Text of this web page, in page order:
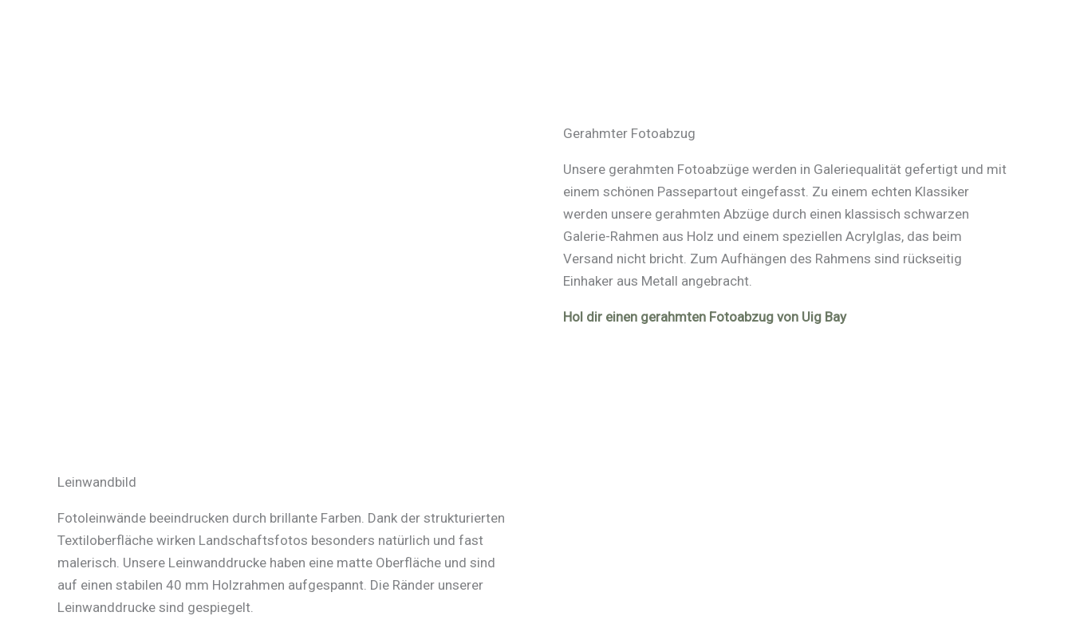
Gerahmter Fotoabzug
Unsere gerahmten Fotoabzüge werden in Galeriequalität gefertigt und mit
einem schönen Passepartout eingefasst. Zu einem echten Klassiker
werden unsere gerahmten Abzüge durch einen klassisch schwarzen
Galerie-Rahmen aus Holz und einem speziellen Acrylglas, das beim
Versand nicht bricht. Zum Aufhängen des Rahmens sind rückseitig
Einhaker aus Metall angebracht.
Hol dir einen gerahmten Fotoabzug von Uig Bay
Leinwandbild
Fotoleinwände beeindrucken durch brillante Farben. Dank der strukturierten
Textiloberfläche wirken Landschaftsfotos besonders natürlich und fast
malerisch. Unsere Leinwanddrucke haben eine matte Oberfläche und sind
auf einen stabilen 40 mm Holzrahmen aufgespannt. Die Ränder unserer
Leinwanddrucke sind gespiegelt.